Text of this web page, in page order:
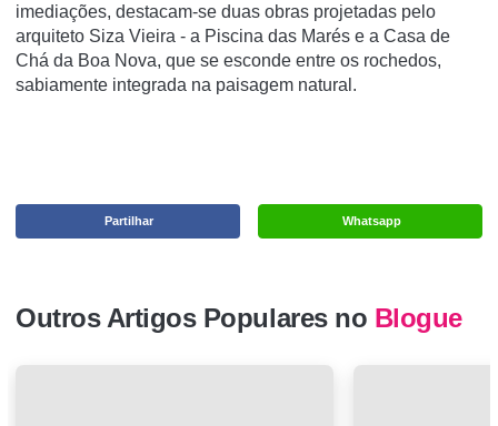
imediações, destacam-se duas obras projetadas pelo
arquiteto Siza Vieira - a Piscina das Marés e a Casa de
Chá da Boa Nova, que se esconde entre os rochedos,
sabiamente integrada na paisagem natural.
Whatsapp
Partilhar
Outros Artigos Populares no Blogue